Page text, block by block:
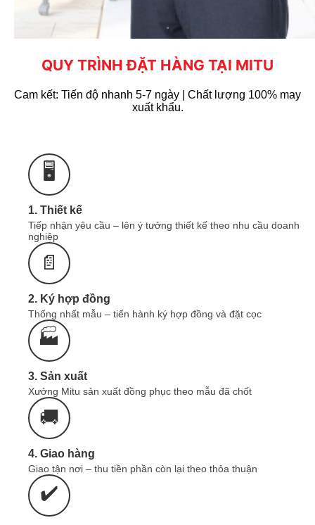
giá chính xác quý khách vui lòng liên hệ
hoặc Hotline:
báo giá xưởng.
Chính sách vận chuyển & Khuyến mại
QUY TRÌNH ĐẶT HÀNG TẠI MITU
Cam kết: Tiến độ nhanh 5-7 ngày | Chất lượng 100% may
xuất khẩu.
🖥️
1. Thiết kế
Tiếp nhận yêu cầu – lên ý tưởng thiết kế theo nhu cầu doanh
nghiệp
📄
2. Ký hợp đồng
Thống nhất mẫu – tiến hành ký hợp đồng và đặt cọc
🏭
3. Sản xuất
Xưởng Mitu sản xuất đồng phục theo mẫu đã chốt
🚚
4. Giao hàng
Giao tận nơi – thu tiền phần còn lại theo thỏa thuận
✔️